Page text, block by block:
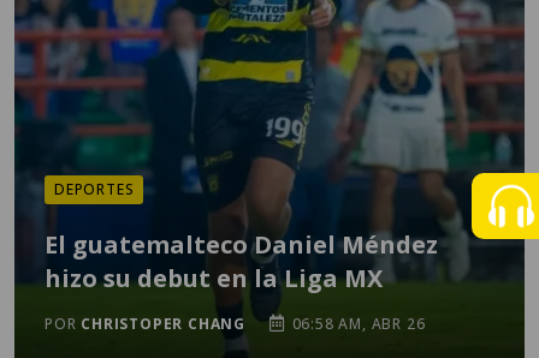
DEPORTES
El guatemalteco Daniel Méndez
hizo su debut en la Liga MX
POR CHRISTOPER CHANG 06:58 AM, ABR 26